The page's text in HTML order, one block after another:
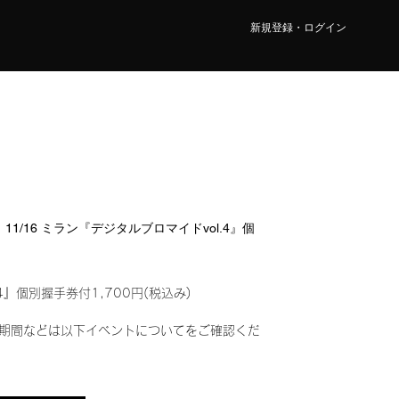
新規登録・ログイン
11/16 ミラン『デジタルブロマイドvol.4』個
』個別握手券付1,700円(税込み)
間などは以下イベントについてをご確認くだ